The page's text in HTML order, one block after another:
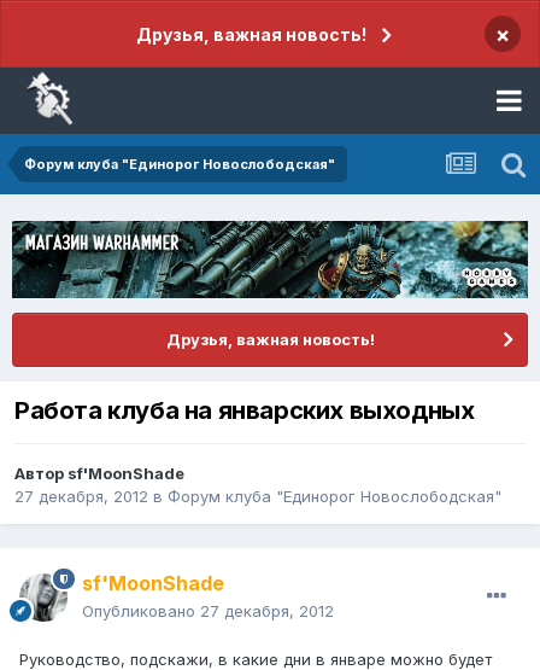
Друзья, важная новость! ×
Форум клуба "Единорог Новослободская"
Друзья, важная новость!
Работа клуба на январских выходных
Автор sf'MoonShade
27 декабря, 2012 в Форум клуба "Единорог Новослободская"
sf'MoonShade
Опубликовано 27 декабря, 2012
Руководство, подскажи, в какие дни в январе можно будет